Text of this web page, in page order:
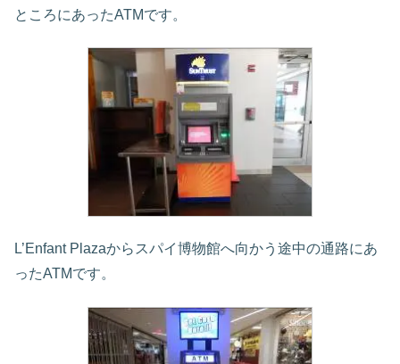
ところにあったATMです。
L’Enfant Plazaからスパイ博物館へ向かう途中の通路にあ
ったATMです。